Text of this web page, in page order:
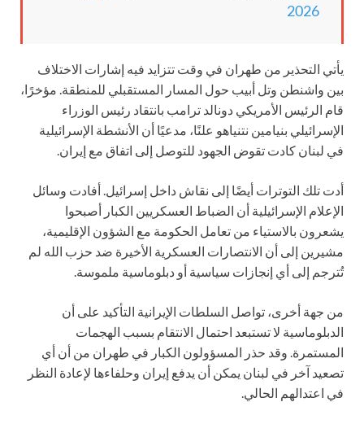
2026
يأتي التحذير من طهران في وقت تتزايد فيه إشارات الاختلاف
بين واشنطن وتل أبيب حول المسار المستقبلي للمنطقة. مؤخرًا،
قام الرئيس الأمريكي دونالد ترامب بانتقاد رئيس الوزراء
الإسرائيلي بنيامين نتنياهو علنًا، مدعيًا أن الأنشطة الإسرائيلية
في لبنان كادت تقوض الجهود للتوصل إلى اتفاق مع إيران.
أدت تلك التوترات أيضًا إلى نقاش داخل إسرائيل. أفادت وسائل
الإعلام الإسرائيلية أن الضباط العسكريين الكبار أصبحوا
يشعرون بالاستياء من تعامل الحكومة مع الشؤون الإقليمية،
مشيرين إلى أن الانتصارات العسكرية الأخيرة ضد حزب الله لم
تُترجم إلى أي إنجازات سياسية أو دبلوماسية ملموسة.
من جهة أخرى، تواصل السلطات الإيرانية التأكيد على أن
الدبلوماسية لا تستبعد احتمال الانتقام بسبب الهجمات
المستمرة. وقد حذر المسؤولون الكبار في طهران من أن أي
تصعيد آخر في لبنان يمكن أن يدفع إيران وحلفاءها لإعادة النظر
في اعتدالهم الحالي.